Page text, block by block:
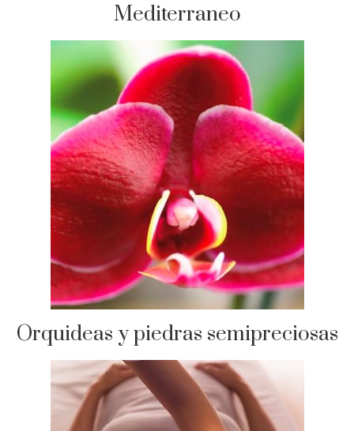
Mediterraneo
Orquideas y piedras semipreciosas